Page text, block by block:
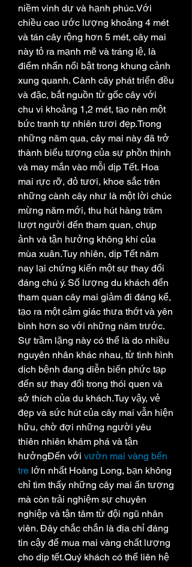
niềm vinh dự và hạnh phúc.Với
chiều cao ước lượng khoảng 4 mét
và tán cây rộng hơn 5 mét, cây mai
này tỏ ra mạnh mẽ và tráng lệ, là
điểm nhấn nổi bật trong khung cảnh
xung quanh. Cành cây phát triển đều
và đặc, bắt nguồn từ gốc cây với
chu vi khoảng 1,2 mét, tạo nên một
bức tranh tự nhiên tươi đẹp.Trong
những năm qua, cây mai này đã trở
thành biểu tượng của sự phồn thịnh
và may mắn vào mỗi dịp Tết. Hoa
mai rực rỡ, đỏ tươi, khoe sắc trên
những cành cây như là một lời chúc
mừng năm mới, thu hút hàng trăm
lượt người đến tham quan, chụp
ảnh và tận hưởng không khí của
mùa xuân.Tuy nhiên, dịp Tết năm
nay lại chứng kiến một sự thay đổi
đáng chú ý. Số lượng du khách đến
tham quan cây mai giảm đi đáng kể,
tạo ra một cảm giác thưa thớt và yên
bình hơn so với những năm trước.
Sự trầm lặng này có thể là do nhiều
nguyên nhân khác nhau, từ tình hình
dịch bệnh đang diễn biến phức tạp
đến sự thay đổi trong thói quen và
sở thích của du khách.Tuy vậy, vẻ
đẹp và sức hút của cây mai vẫn hiện
hữu, chờ đợi những người yêu
thiên nhiên khám phá và tận
hưởngĐến với vườn mai vàng bến
tre lớn nhất Hoàng Long, bạn không
chỉ tìm thấy những cây mai ấn tượng
mà còn trải nghiệm sự chuyên
nghiệp và tận tâm từ đội ngũ nhân
viên. Đây chắc chắn là địa chỉ đáng
tin cậy để mua mai vàng chất lượng
cho dịp tết.Quý khách có thể liên hệ